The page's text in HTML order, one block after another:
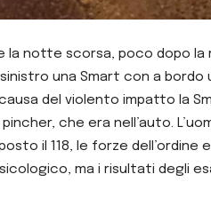
la notte scorsa, poco dopo
una Smart con a bordo
causa del violento impatto la
che era nell’auto.
il 118, le forze
ma i risultati degli